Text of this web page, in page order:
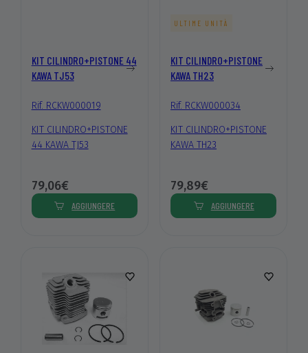
KIT CILINDRO+PISTONE 44
KAWA TJ53
Rif. RCKW000019
KIT CILINDRO+PISTONE
44 KAWA TJ53
79,06€
AGGIUNGERE
ULTIME UNITÀ
KIT CILINDRO+PISTONE
KAWA TH23
Rif. RCKW000034
KIT CILINDRO+PISTONE
KAWA TH23
79,89€
AGGIUNGERE